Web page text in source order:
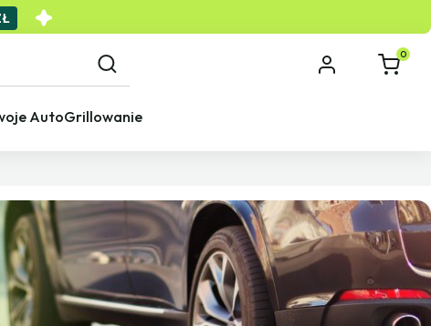
0
AutoGrillowanie